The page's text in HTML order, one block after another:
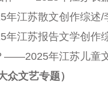
江苏散文创作综述/
江苏报告文学创作
——2025年江苏儿童
众文艺专题）